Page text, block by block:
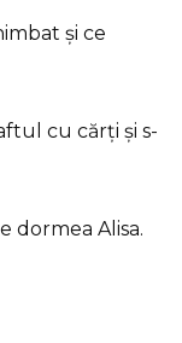
și ce
cu cărți și s-
dormea Alisa.